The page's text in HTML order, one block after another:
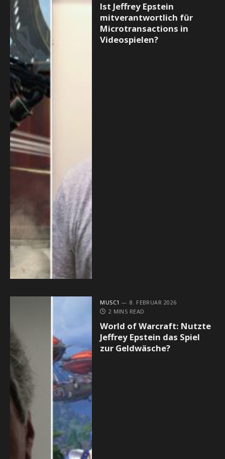
Ist Jeffrey Epstein
mitverantwortlich für
Microtransactions in
Videospielen?
MUSC1
8. FEBRUAR 2026
2 MINS READ
World of Warcraft: Nutzte
Jeffrey Epstein das Spiel
zur Geldwäsche?